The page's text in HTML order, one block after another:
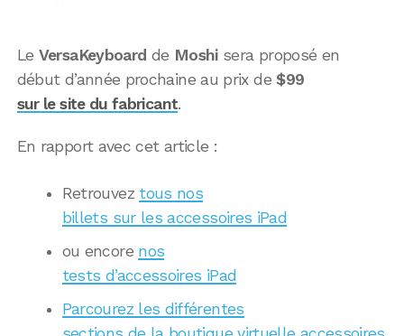
Le VersaKeyboard de Moshisera proposé en
début d’année prochaine au prix de$99
sur le site du fabricant.
En rapport avec cet article :
Retrouvez tous nos
billets sur les accessoires iPad
ou encore nos
tests d’accessoires iPad
Parcourez les différentes